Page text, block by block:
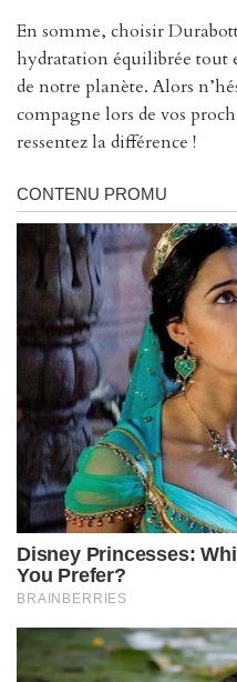
En somme, choisir
hydratation équilibrée tout
de notre planète. Alors
compagne lors de vos
ressentez la différence !